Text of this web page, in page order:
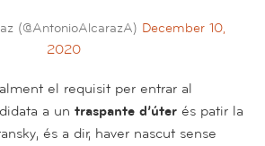
(@AntonioAlcarazA) December 10,
2020
el requisit per entrar al
a un traspante d’úter és patir la
és a dir, haver nascut sense